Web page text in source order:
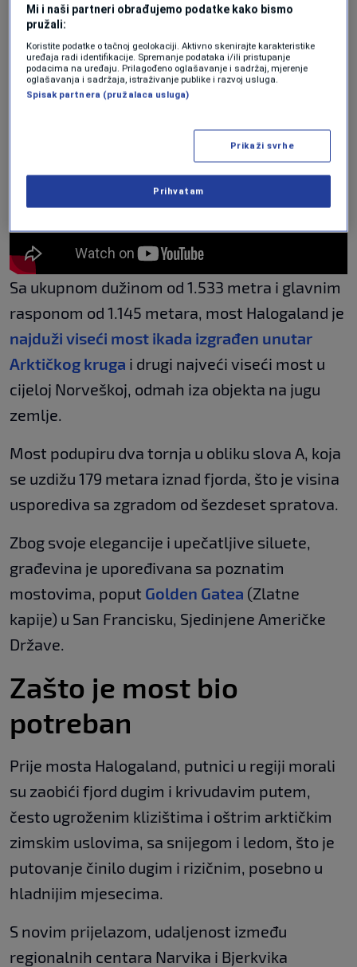
Arktičkom krugu, prelazi fjord u sjevernoj
Norveškoj i skraćuje prethodno sporu i opasnu
rutu za 18 km.
Brojevi strukture pomažu da se shvati zašto je
Sa ukupnom dužinom od 1.533 metra i glavnim
rasponom od 1.145 metara, most Halogaland je
najduži viseći most ikada izgrađen unutar
Arktičkog kruga i drugi najveći viseći most u
cijeloj Norveškoj, odmah iza objekta na jugu
zemlje.
Most podupiru dva tornja u obliku slova A, koja
se uzdižu 179 metara iznad fjorda, što je visina
usporediva sa zgradom od šezdeset spratova.
Zbog svoje elegancije i upečatljive siluete,
građevina je upoređivana sa poznatim
mostovima, poput Golden Gatea (Zlatne
kapije) u San Francisku, Sjedinjene Američke
Države.
Zašto je most bio
potreban
Prije mosta Halogaland, putnici u regiji morali
su zaobići fjord dugim i krivudavim putem,
često ugroženim klizištima i oštrim arktičkim
zimskim uslovima, sa snijegom i ledom, što je
putovanje činilo dugim i rizičnim, posebno u
hladnijim mjesecima.
S novim prijelazom, udaljenost između
regionalnih centara Narvika i Bjerkvika
Mi i naši partneri obrađujemo podatke kako bismo
pružali:
Koristite podatke o tačnoj geolokaciji. Aktivno skenirajte karakteristike
uređaja radi identifikacije. Spremanje podataka i/ili pristupanje
podacima na uređaju. Prilagođeno oglašavanje i sadržaj, mjerenje
oglašavanja i sadržaja, istraživanje publike i razvoj usluga.
Spisak partnera (pružalaca usluga)
Prikaži svrhe
Prihvatam